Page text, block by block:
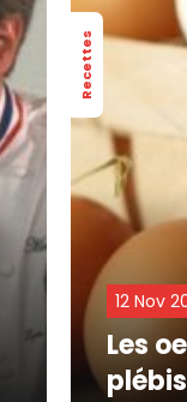
Recettes
12 Nov
Les